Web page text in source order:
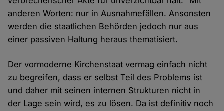
anderen Worten: nur in Ausnahmefällen. Ansonsten
werden die staatlichen Behörden jedoch nur aus
einer passiven Haltung heraus thematisiert.
Der vormoderne Kirchenstaat vermag einfach nicht
zu begreifen, dass er selbst Teil des Problems ist
und daher mit seinen internen Strukturen nicht in
der Lage sein wird, es zu lösen. Da ist definitiv noch